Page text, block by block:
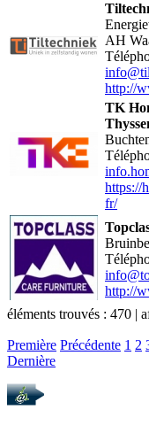
AH
http://
TK
https://
fr/
http://
éléments trouvés : 470 |
Première Précédente 1 2
Dernière